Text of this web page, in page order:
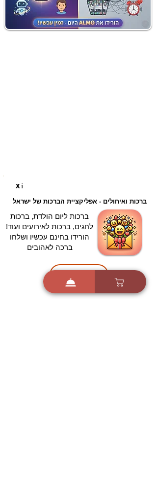
Xi
ברכות ואיחולים - אפליקציית הברכות של ישראל
ברכות ליום הולדת, ברכות
לחגים, ברכות לאירועים ועוד!
הורידו בחינם עכשיו ושלחו
ברכה לאהובים